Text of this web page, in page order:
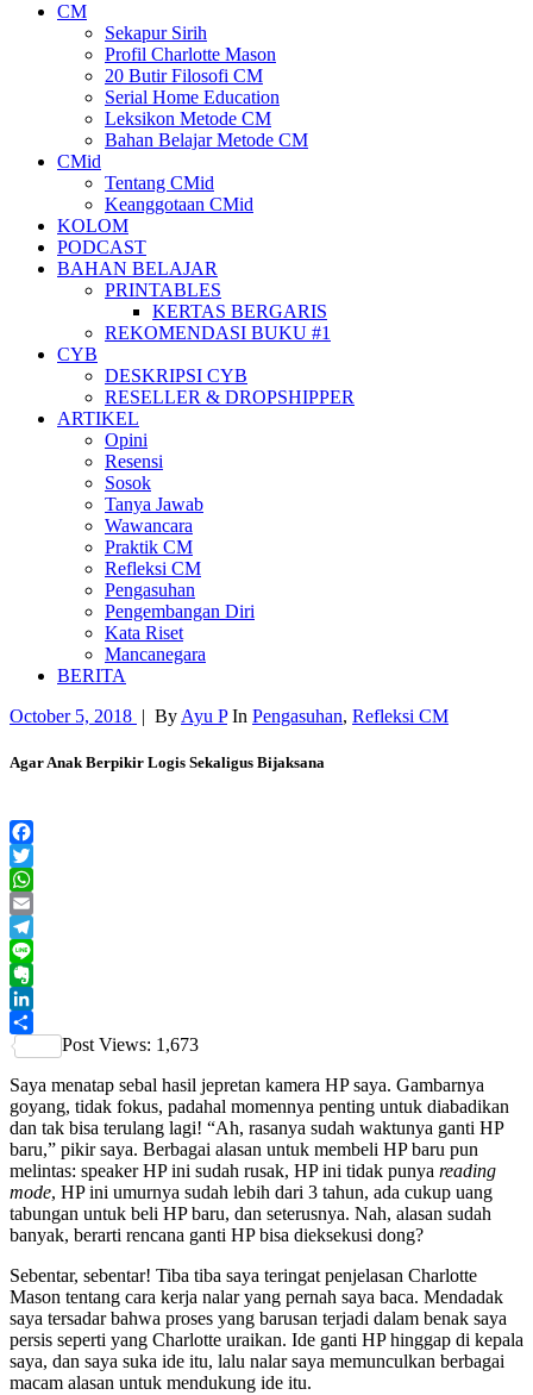
CM
Sekapur Sirih
Profil Charlotte Mason
20 Butir Filosofi CM
Serial Home Education
Leksikon Metode CM
Bahan Belajar Metode CM
CMid
Tentang CMid
Keanggotaan CMid
KOLOM
PODCAST
BAHAN BELAJAR
PRINTABLES
KERTAS BERGARIS
REKOMENDASI BUKU #1
CYB
DESKRIPSI CYB
RESELLER & DROPSHIPPER
ARTIKEL
Opini
Resensi
Sosok
Tanya Jawab
Wawancara
Praktik CM
Refleksi CM
Pengasuhan
Pengembangan Diri
Kata Riset
Mancanegara
BERITA
October 5, 2018 | By Ayu P In Pengasuhan, Refleksi CM
Agar Anak Berpikir Logis Sekaligus Bijaksana
Facebook
Twitter
WhatsApp
Email
Telegram
Line
Evernote
LinkedIn
Share
Post Views: 1,673
Saya menatap sebal hasil jepretan kamera HP saya. Gambarnya
goyang, tidak fokus, padahal momennya penting untuk diabadikan
dan tak bisa terulang lagi! “Ah, rasanya sudah waktunya ganti HP
baru,” pikir saya. Berbagai alasan untuk membeli HP baru pun
melintas: speaker HP ini sudah rusak, HP ini tidak punya reading
mode, HP ini umurnya sudah lebih dari 3 tahun, ada cukup uang
tabungan untuk beli HP baru, dan seterusnya. Nah, alasan sudah
banyak, berarti rencana ganti HP bisa dieksekusi dong?
Sebentar, sebentar! Tiba tiba saya teringat penjelasan Charlotte
Mason tentang cara kerja nalar yang pernah saya baca. Mendadak
saya tersadar bahwa proses yang barusan terjadi dalam benak saya
persis seperti yang Charlotte uraikan. Ide ganti HP hinggap di kepala
saya, dan saya suka ide itu, lalu nalar saya memunculkan berbagai
macam alasan untuk mendukung ide itu.